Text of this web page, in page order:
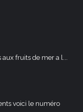
aux fruits de mer a l...
voici le numéro